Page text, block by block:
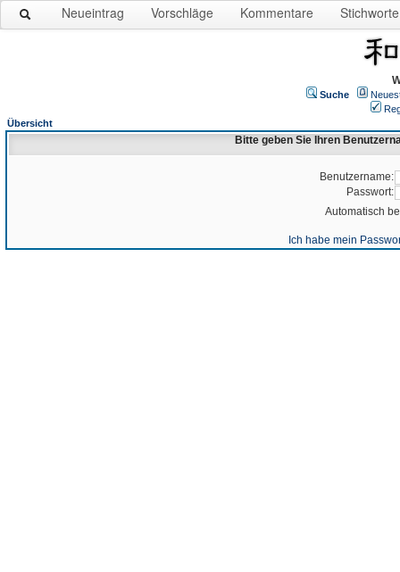
Neueintrag Vorschläge Kommentare Stichworte
Suche
Übersicht
Bitte geben Sie Ihren
Benutzername:
Passwort:
Automatisch
Ich habe mein